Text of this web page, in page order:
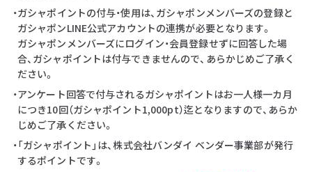
・ガシャポイントの付与・使用は、ガシャポンメンバーズの登録と
ガシャポンLINE公式アカウントの連携が必要となります。
ガシャポンメンバーズにログイン・会員登録せずに回答した場
合、ガシャポイントは付与できませんので、あらかじめご了承く
ださい。
・アンケート回答で付与されるガシャポイントはお一人様一カ月
につき10回（ガシャポイント1,000pt）迄となりますので、あらか
じめご了承ください。
・「ガシャポイント」は、株式会社バンダイ ベンダー事業部が発行
するポイントです。